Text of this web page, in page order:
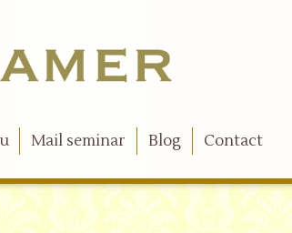
Mail seminar Blog Contact